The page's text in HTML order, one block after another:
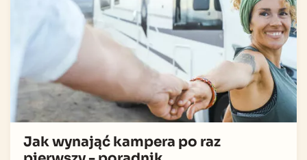
Jak wynająć kampera po raz